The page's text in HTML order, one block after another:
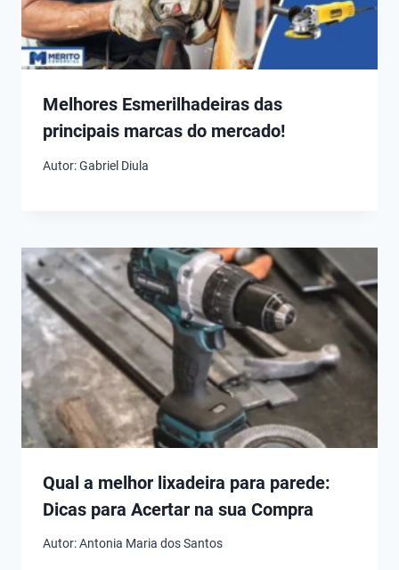
Melhores Esmerilhadeiras das
principais marcas do mercado!
Autor:Gabriel Diula
Qual a melhor lixadeira para parede:
Dicas para Acertar na sua Compra
Autor:Antonia Maria dos Santos